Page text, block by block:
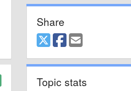
Share
Topic stats